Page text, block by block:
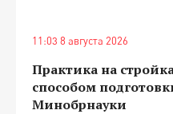
11:03 8 августа 2026
Практика на
способом
Минобрнауки